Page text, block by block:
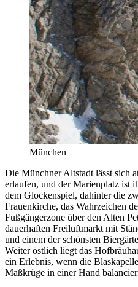
München
Die Münchner Altstadt lässt sich
erlaufen, und der Marienplatz ist
dem Glockenspiel, dahinter die
Frauenkirche, das Wahrzeichen
Fußgängerzone über den Alten
dauerhaften Freiluftmarkt mit
und einem der schönsten
Weiter östlich liegt das
ein Erlebnis, wenn die
Maßkrüge in einer Hand